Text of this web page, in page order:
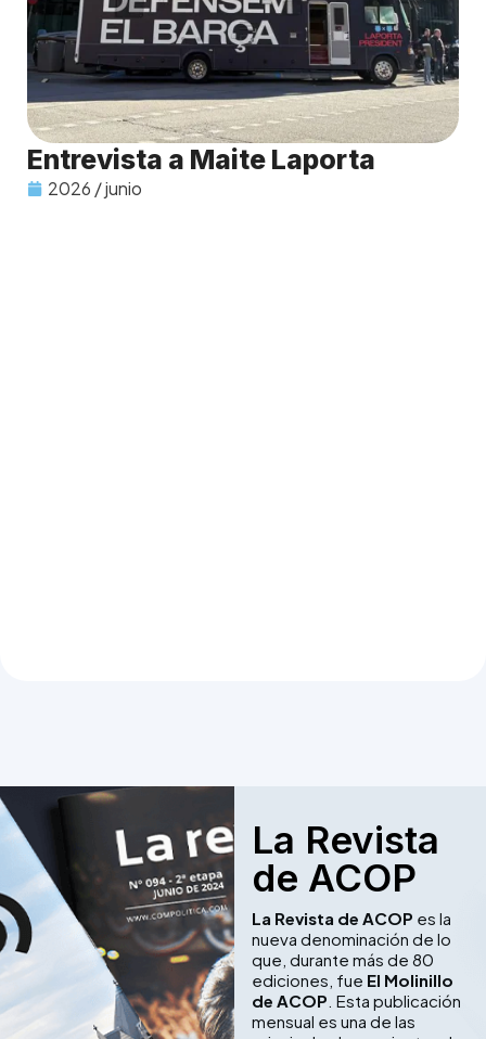
Entrevista a Maite Laporta
2026 / junio
La Revista
de ACOP
La Revista de ACOP es la
nueva denominación de lo
que, durante más de 80
ediciones, fue El Molinillo
de ACOP . Esta publicación
mensual es una de las